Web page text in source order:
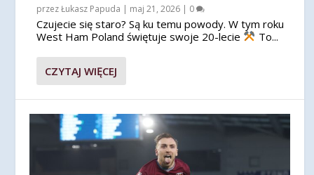
przezŁukasz Papuda | maj 21, 2026 | 0
Czujecie się staro? Są ku temu powody. W tym roku
West Ham Poland świętuje swoje 20-lecie
To...
CZYTAJ WIĘCEJ